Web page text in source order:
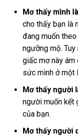
Mơ thấy mình
cho thấy bạn là
đang muốn
ngưỡng mộ.
giấc mơ này
sức mình ở một
Mơ thấy người
người muốn kết
của bạn.
Mơ thấy người